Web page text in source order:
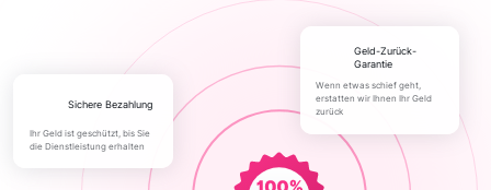
Sichere Bezahlung
Ihr Geld ist geschützt, bis Sie
die Dienstleistung erhalten
Geld-Zurück-
Garantie
Wenn etwas schief geht,
erstatten wir Ihnen Ihr Geld
zurück